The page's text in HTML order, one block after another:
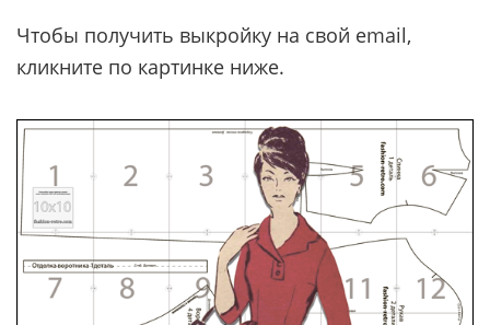
Чтобы получить выкройку на свой email,
кликните по картинке ниже.